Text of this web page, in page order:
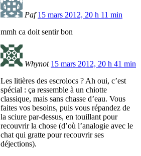
Paf 15 mars 2012, 20 h 11 min
mmh ca doit sentir bon
Whynot 15 mars 2012, 20 h 41 min
Les litières des escrolocs ? Ah oui, c’est
spécial : ça ressemble à un chiotte
classique, mais sans chasse d’eau. Vous
faites vos besoins, puis vous répandez de
la sciure par-dessus, en touillant pour
recouvrir la chose (d’où l’analogie avec le
chat qui gratte pour recouvrir ses
déjections).